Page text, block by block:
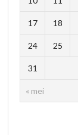
« mei
17 18
24 25
31